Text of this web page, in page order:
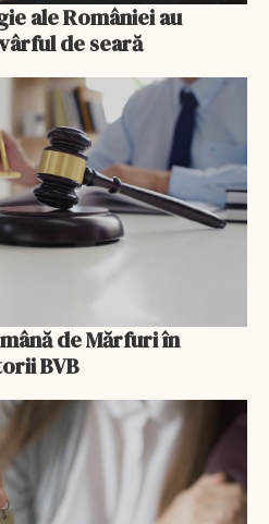
ale României au
de seară
de Mărfuri în
BVB